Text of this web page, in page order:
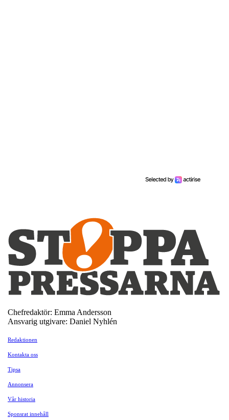
Chefredaktör: Emma Andersson
Ansvarig utgivare: Daniel Nyhlén
Redaktionen
Kontakta oss
Tipsa
Annonsera
Vår historia
Sponsrat innehåll